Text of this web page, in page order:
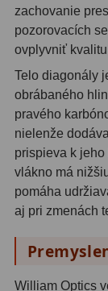
Protizávažia3
Iné27
Zrkadielka a
Diagonálne
Diagonálne
Amici hranoly
Astrofotografia306
zachovanie
pozorovacích
ovplyvniť
Telo diagonály
obrábaného
pravého
nielenže
prispieva k
vlákno má
pomáha
aj pri zmenách
William Optics